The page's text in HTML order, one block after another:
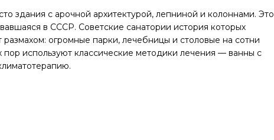
здания с арочной архитектурой, лепниной и колоннами. Это
в СССР. Советские санатории история которых
огромные парки, лечебницы и столовые на сотни
используют классические методики лечения — ванны с